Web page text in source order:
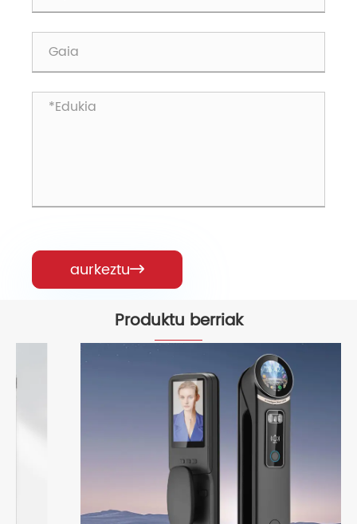
aurkeztu
Produktu berriak